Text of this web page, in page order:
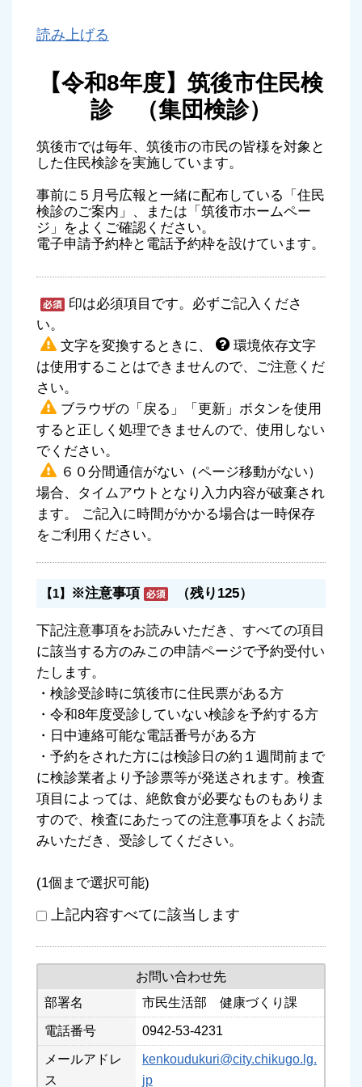
読み上げる
【令和8年度】筑後市住民検
診 （集団検診）
筑後市では毎年、筑後市の市民の皆様を対象と
した住民検診を実施しています。
事前に５月号広報と一緒に配布している「住民
検診のご案内」、または「筑後市ホームペー
ジ」をよくご確認ください。
電子申請予約枠と電話予約枠を設けています。
印は必須項目です。必ずご記入くださ
い。
文字を変換するときに、
環境依存文字
は使用することはできませんので、ご注意くだ
さい。
ブラウザの「戻る」「更新」ボタンを使用
すると正しく処理できませんので、使用しない
でください。
６０分間通信がない（ページ移動がない）
場合、タイムアウトとなり入力内容が破棄され
ます。 ご記入に時間がかかる場合は一時保存
をご利用ください。
【1】 ※注意事項 （残り125）
下記注意事項をお読みいただき、すべての項目
に該当する方のみこの申請ページで予約受付い
たします。
・検診受診時に筑後市に住民票がある方
・令和8年度受診していない検診を予約する方
・日中連絡可能な電話番号がある方
・予約をされた方には検診日の約１週間前まで
に検診業者より予診票等が発送されます。検査
項目によっては、絶飲食が必要なものもありま
すので、検査にあたっての注意事項をよくお読
みいただき、受診してください。
(1個まで選択可能)
上記内容すべてに該当します
お問い合わせ先
部署名
市民生活部 健康づくり課
電話番号 0942-53-4231
メールアドレ
ス
kenkoudukuri@city.chikugo.lg.
jp